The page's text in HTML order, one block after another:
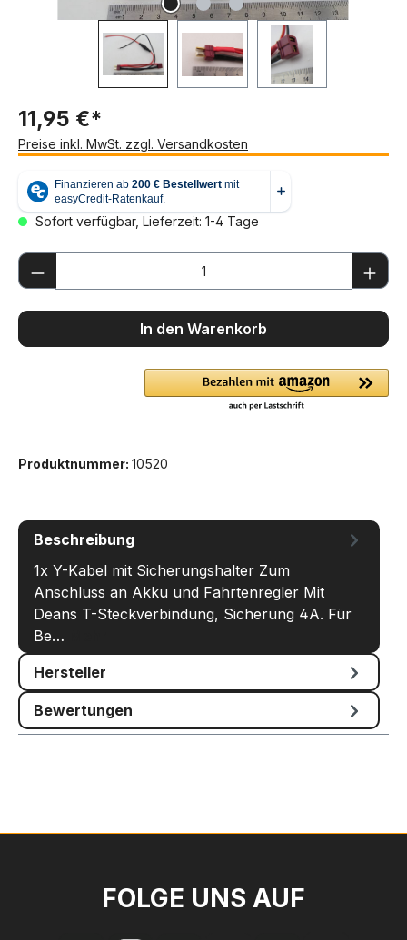
11,95 €*
Preise inkl. MwSt. zzgl. Versandkosten
Sofort verfügbar, Lieferzeit: 1-4 Tage
Produkt Anzahl: Gib den gewünschten
In den Warenkorb
Produktnummer: 10520
Beschreibung
1x Y-Kabel mit Sicherungshalter Zum
Anschluss an Akku und Fahrtenregler Mit
Deans T-Steckverbindung, Sicherung 4A. Für
Be…
Hersteller
Bewertungen
FOLGE UNS AUF